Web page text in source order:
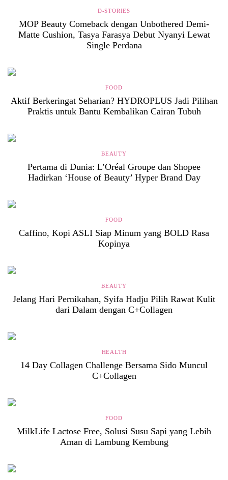
D-STORIES
MOP Beauty Comeback dengan Unbothered Demi-
Matte Cushion, Tasya Farasya Debut Nyanyi Lewat
Single Perdana
FOOD
Aktif Berkeringat Seharian? HYDROPLUS Jadi Pilihan
Praktis untuk Bantu Kembalikan Cairan Tubuh
BEAUTY
Pertama di Dunia: L’Oréal Groupe dan Shopee
Hadirkan ‘House of Beauty’ Hyper Brand Day
FOOD
Caffino, Kopi ASLI Siap Minum yang BOLD Rasa
Kopinya
BEAUTY
Jelang Hari Pernikahan, Syifa Hadju Pilih Rawat Kulit
dari Dalam dengan C+Collagen
HEALTH
14 Day Collagen Challenge Bersama Sido Muncul
C+Collagen
FOOD
MilkLife Lactose Free, Solusi Susu Sapi yang Lebih
Aman di Lambung Kembung